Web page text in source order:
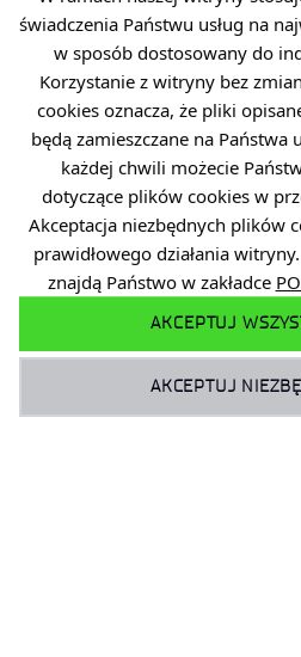
świadczenia Państwu usług na
w sposób dostosowany do
Korzystanie z witryny bez
cookies oznacza, że pliki
będą zamieszczane na
każdej chwili możecie
dotyczące plików cookies w
Akceptacja niezbędnych plików
prawidłowego działania
znajdą Państwo w zakładce
AKCEPTUJ
AKCEPTUJ
o Twoich
ODEZWIJ SIĘ DO NAS